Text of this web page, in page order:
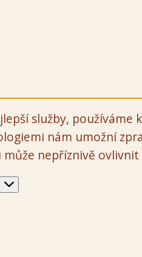
služby,
nám umožní
nepříznivě